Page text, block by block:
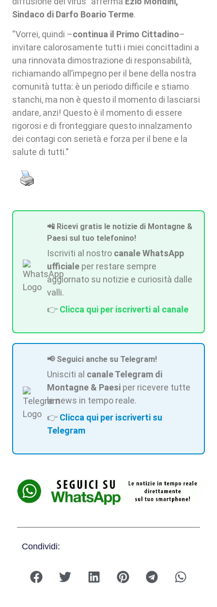
Sindaco di Darfo Boario Terme.
“Vorrei, quindi –continua il Primo Cittadino–
invitare calorosamente tutti i miei concittadini a
una rinnovata dimostrazione di responsabilità,
richiamando all’impegno per il bene della nostra
comunità tutta: è un periodo difficile e stiamo
stanchi, ma non è questo il momento di lasciarsi
andare, anzi! Questo è il momento di essere
rigorosi e di fronteggiare questo innalzamento
dei contagi con serietà e forza per il bene e la
salute di tutti.”
📲 Ricevi gratis le notizie di Montagne &
Paesi sul tuo telefonino!
Iscriviti al nostro canale WhatsApp
ufficiale per restare sempre
aggiornato su notizie e curiosità dalle
valli.
👉 Clicca qui per iscriverti al canale
📢 Seguici anche su Telegram!
Unisciti al canale Telegram di
Montagne & Paesi per ricevere tutte
le news in tempo reale.
👉 Clicca qui per iscriverti su
Telegram
Condividi: